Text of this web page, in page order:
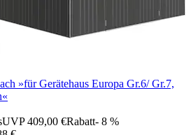
»für Gerätehaus Europa Gr.6/ Gr.7,
UVP 409,00 €Rabatt- 8 %